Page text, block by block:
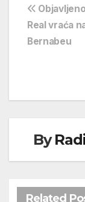
objava
Real vraća
Bernabeu
By
Related